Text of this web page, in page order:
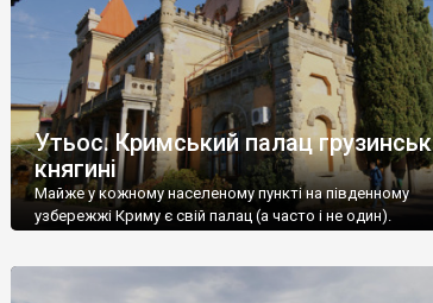
Утьос. Кримський палац
княгині
Майже у кожному населеному пункті на південному
узбережжі Криму є свій палац (а часто і не один).